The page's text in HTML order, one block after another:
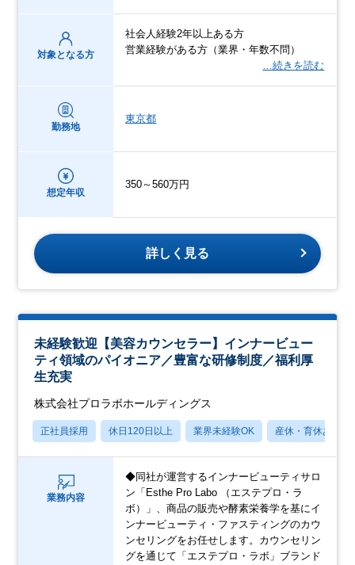
対象となる方
社会人経験2年以上ある方
営業経験がある方（業界・年数不問）
…続きを読む
勤務地
東京都
想定年収
350～560万円
詳しく見る
未経験歓迎【美容カウンセラー】インナービュー
ティ領域のパイオニア／豊富な研修制度／福利厚
生充実
株式会社プロラボホールディングス
正社員採用 休日120日以上 業界未経験OK 産休・育休あり
業務内容
◆同社が運営するインナービューティサロ
ン「Esthe Pro Labo （エステプロ・ラ
ボ）」、商品の販売や酵素栄養学を基にイ
ンナービューティ・ファスティングのカウ
ンセリングをお任せします。カウンセリン
グを通じて「エステプロ・ラボ」ブランド